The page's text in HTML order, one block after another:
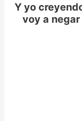
Y yo
voy a